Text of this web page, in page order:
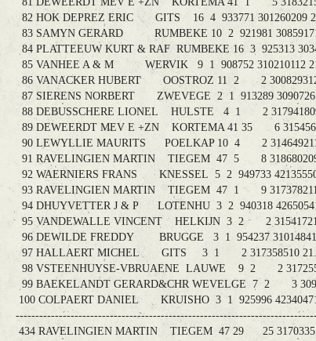
82 HOK DEPREZ ERIC GITS 16 4 933771
83 SAMYN GERARD RUMBEKE 10 2 921981
84 PLATTEEUW KURT & RAF RUMBEKE 16 3
85 VANHEE A & M WERVIK 9 1 908752
86 VANACKER HUBERT OOSTROZ 11 2 2
87 SIERENS NORBERT ZWEVEGE 2 1 913289
88 DEBUSSCHERE LIONEL HULSTE 4 1 2
89 DEWEERDT MEV E +ZN KORTEMA 41 35 6
90 LEWYLLIE MAURITS POELKAP 10 4 2
91 RAVELINGIEN MARTIN TIEGEM 47 5 8
92 WAERNIERS FRANS KNESSEL 5 2 949733
93 RAVELINGIEN MARTIN TIEGEM 47 1 9
94 DHUYVETTER J & P LOTENHU 3 2 940318
95 VANDEWALLE VINCENT HELKIJN 3 2 2
96 DEWILDE FREDDY BRUGGE 3 1 954237
97 HALLAERT MICHEL GITS 3 1 2 317358510
98 VSTEENHUYSE-VBRUAENE LAUWE 9 2 2
99 BAEKELANDT GERARD&CHR WEVELGE 7 2 3
100 COLPAERT DANIEL KRUISHO 3 1 925996
434 RAVELINGIEN MARTIN TIEGEM 47 29 25